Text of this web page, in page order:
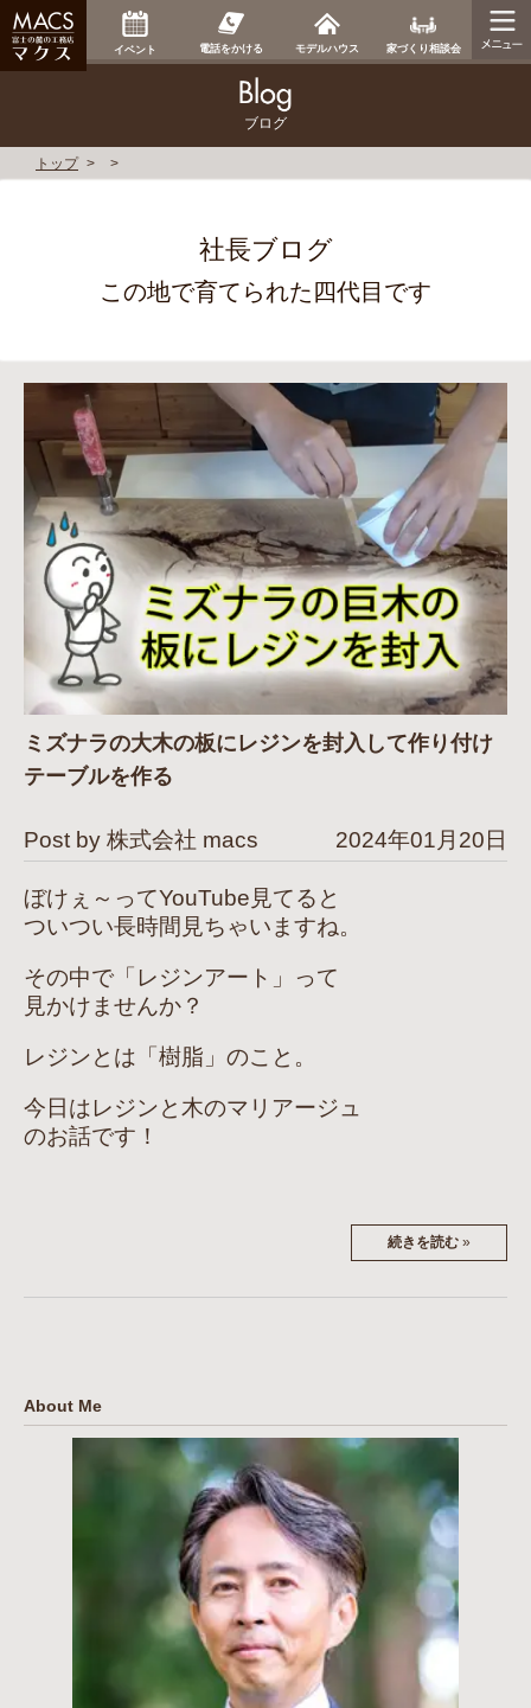
イベント 電話をかける モデルハウス 家づくり相談会
ブログ
トップ
社長ブログ
この地で育てられた四代目です
ミズナラの大木の板にレジンを封入して作り付け
テーブルを作る
Post by 株式会社 macs 2024年01月20日
ぼけぇ～ってYouTube見てると
ついつい長時間見ちゃいますね。
その中で「レジンアート」って
見かけませんか？
レジンとは「樹脂」のこと。
今日はレジンと木のマリアージュ
のお話です！
続きを読む »
About Me